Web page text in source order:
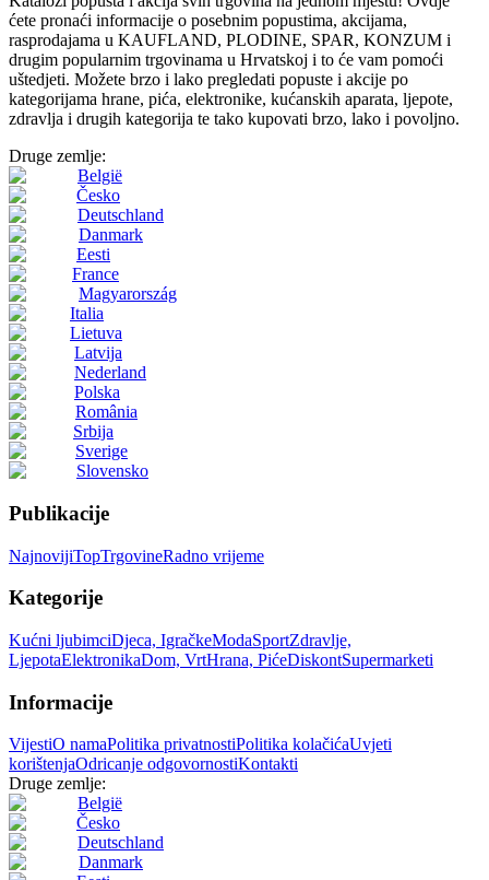
ćete pronaći informacije o posebnim popustima, akcijama,
rasprodajama u KAUFLAND, PLODINE, SPAR, KONZUM i
drugim popularnim trgovinama u Hrvatskoj i to će vam pomoći
uštedjeti. Možete brzo i lako pregledati popuste i akcije po
kategorijama hrane, pića, elektronike, kućanskih aparata, ljepote,
zdravlja i drugih kategorija te tako kupovati brzo, lako i povoljno.
Druge zemlje:
België
Česko
Deutschland
Danmark
Eesti
France
Magyarország
Italia
Lietuva
Latvija
Nederland
Polska
România
Srbija
Sverige
Slovensko
Publikacije
NajnovijiTopTrgovineRadno vrijeme
Kategorije
Kućni ljubimciDjeca, IgračkeModaSportZdravlje,
LjepotaElektronikaDom, VrtHrana, PićeDiskontSupermarketi
Informacije
VijestiO namaPolitika privatnostiPolitika kolačićaUvjeti
korištenjaOdricanje odgovornostiKontakti
Druge zemlje:
België
Česko
Deutschland
Danmark